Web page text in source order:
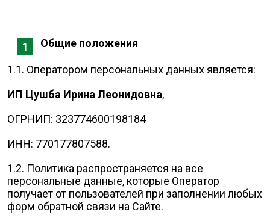
Общие положения
1.1. Оператором персональных данных является:
ИП Цушба Ирина Леонидовна,
ОГРНИП: 323774600198184
ИНН: 770177807588.
1.2. Политика распространяется на все
персональные данные, которые Оператор
получает от пользователей при заполнении любых
форм обратной связи на Сайте.